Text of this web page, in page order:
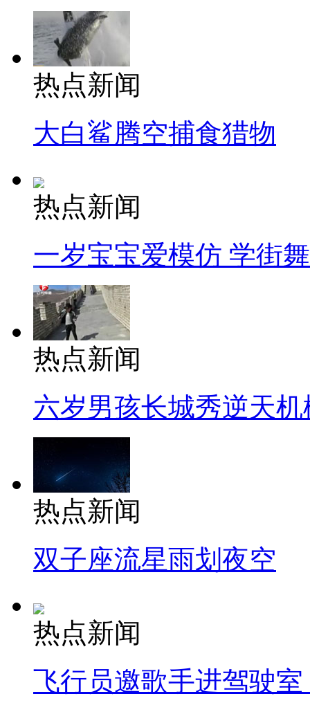
热点新闻
大白鲨腾空捕食猎物
热点新闻
一岁宝宝爱模仿 学街
热点新闻
六岁男孩长城秀逆天机
热点新闻
双子座流星雨划夜空
热点新闻
飞行员邀歌手进驾驶